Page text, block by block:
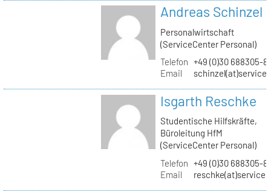
Andreas Schinzel
Personalwirtschaft
(ServiceCenter Personal)
Telefon +49 (0)30 688305-
Email
Isgarth Reschke
Studentische Hilfskräfte,
Büroleitung HfM
(ServiceCenter Personal)
Telefon +49 (0)30 688305-
Email